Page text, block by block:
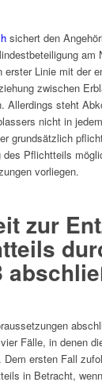
sichert den
am
erster Linie mit der
zwischen
Allerdings steht
nicht in
grundsätzlich
des Pflichtteils
vorliegen.
zur
Fälle, in denen
ersten Fall
in Betracht,